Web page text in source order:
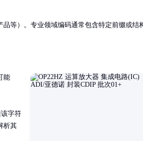
等）。专业领域编码通常包含特定前缀或结
能
字符
析其